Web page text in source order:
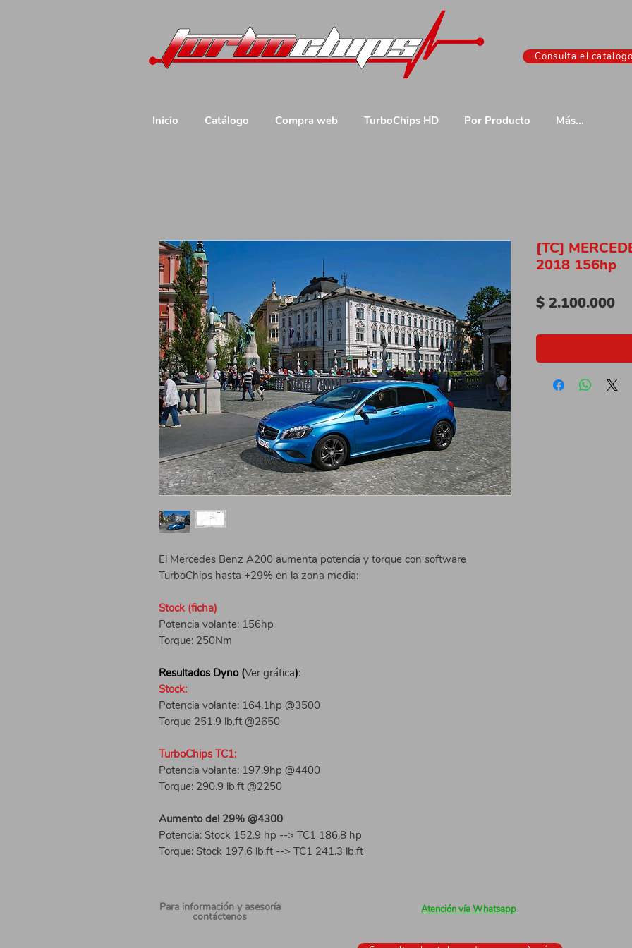
Consulta el
Inicio Catálogo Compra web TurboChips HD Por Producto Más...
El Mercedes Benz A200 aumenta potencia y torque con software
TurboChips hasta +29% en la zona media:
Stock (ficha)
Potencia volante: 156hp
Torque: 250Nm
Resultados Dyno (Ver gráfica):
Stock:
Potencia volante: 164.1hp @3500
Torque 251.9 lb.ft @2650
TurboChips TC1:
Potencia volante: 197.9hp @4400
Torque: 290.9 lb.ft @2250
Aumento del 29% @4300
Potencia: Stock 152.9 hp --> TC1 186.8 hp
Torque: Stock 197.6 lb.ft --> TC1 241.3 lb.ft
[TC]
2018 156hp
$ 2.100.000
Para información y asesoría
contáctenos
Atención vía Whatsapp